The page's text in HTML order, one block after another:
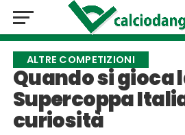
ALTRE COMPETIZIONI
Quando si gioca
Supercoppa
curiosità